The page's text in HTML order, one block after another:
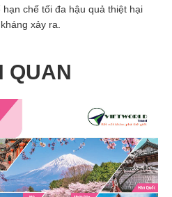
chế tối đa hậu quả thiệt hại
xảy ra.
QUAN